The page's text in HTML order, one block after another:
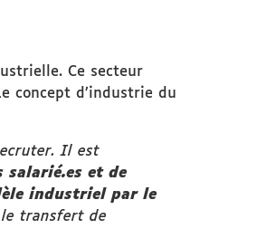
Ce secteur
concept d’industrie du
Il est
salarié.es et de
industriel par le
transfert de